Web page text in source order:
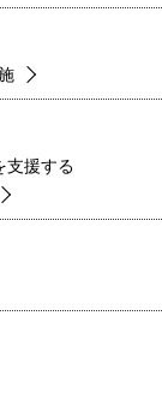
支援する